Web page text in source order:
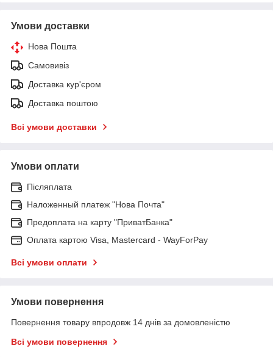
Умови доставки
Нова Пошта
Самовивіз
Доставка кур'єром
Доставка поштою
Всі умови доставки
Умови оплати
Післяплата
Наложенный платеж "Нова Почта"
Предоплата на карту "ПриватБанка"
Оплата картою Visa, Mastercard - WayForPay
Всі умови оплати
Умови повернення
Повернення товару впродовж 14 днів за домовленістю
Всі умови повернення